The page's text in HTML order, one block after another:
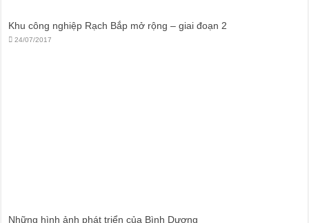
Khu công nghiệp Rạch Bắp mở rộng – giai đoạn 2
24/07/2017
Những hình ảnh phát triển của Bình Dương